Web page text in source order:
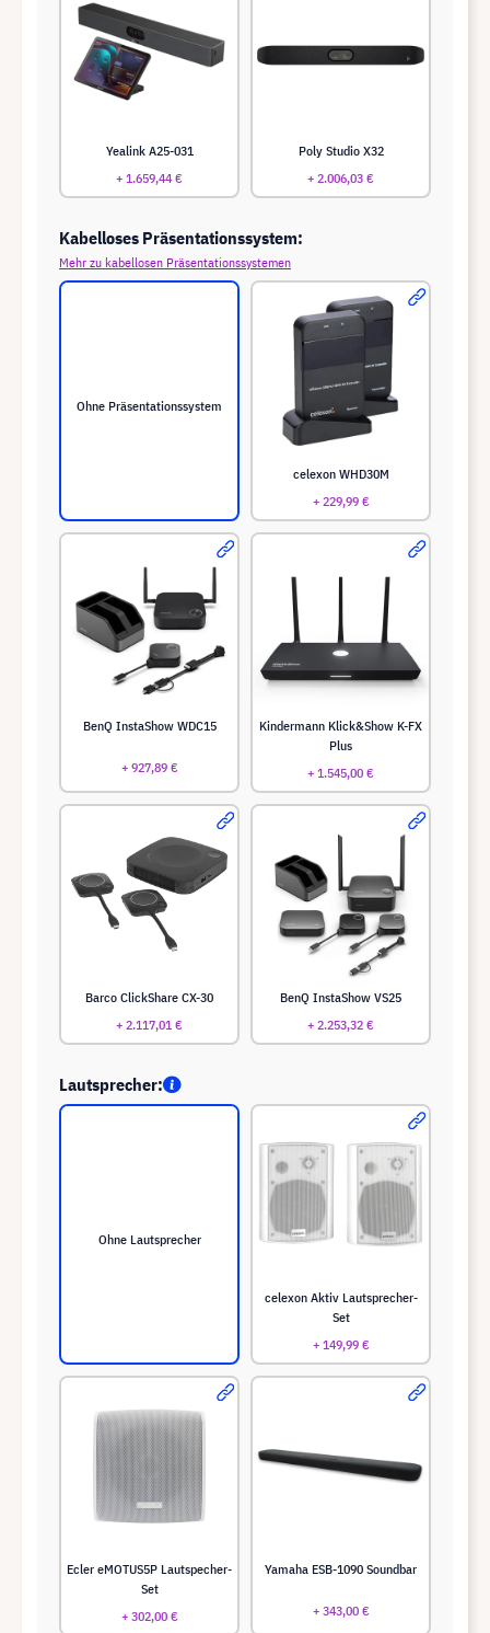
Yealink A25-031
+ 1.659,44 €
Poly Studio X32
+ 2.006,03 €
Kabelloses Präsentationssystem:
Mehr zu kabellosen Präsentationssystemen
Ohne Präsentationssystem
celexon WHD30M
+ 229,99 €
BenQ InstaShow WDC15
+ 927,89 €
Kindermann Klick&Show K-FX
Plus
+ 1.545,00 €
Barco ClickShare CX-30
+ 2.117,01 €
BenQ InstaShow VS25
+ 2.253,32 €
Lautsprecher:
Ohne Lautsprecher
celexon Aktiv Lautsprecher-
Set
+ 149,99 €
Ecler eMOTUS5P Lautspecher-
Set
+ 302,00 €
Yamaha ESB-1090 Soundbar
+ 343,00 €